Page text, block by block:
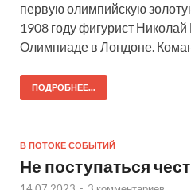
первую олимпийскую
1908 году фигурист
Олимпиаде в Лондоне.
ПОДРОБНЕЕ...
В ПОТОКЕ СОБЫТИЙ
Не поступаться